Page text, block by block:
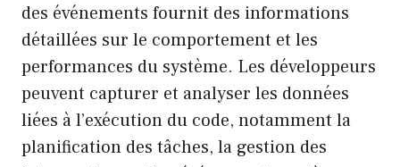
des événements fournit des informations
détaillées sur le comportement et les
performances du système. Les développeurs
peuvent capturer et analyser les données
liées à l’exécution du code, notamment la
planification des tâches, la gestion des